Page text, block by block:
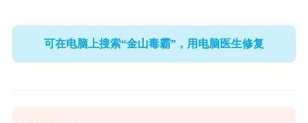
可在电脑上搜索“金山毒霸”，用电脑医生修复